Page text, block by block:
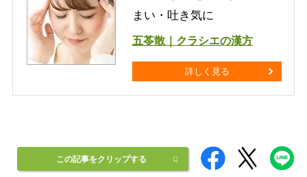
まい・吐き気に
五苓散｜クラシエの漢方
詳しく見る
この記事をクリップする